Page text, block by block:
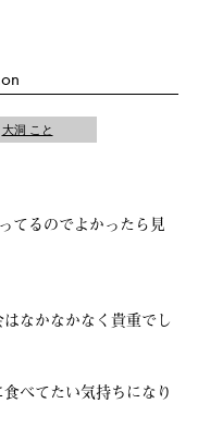
大洞 こと
てるのでよかったら見
なかなかなく貴重でし
べてたい気持ちになり